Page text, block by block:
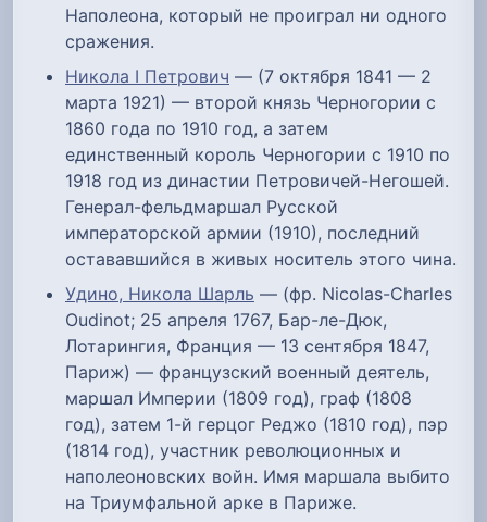
Наполеона, который не проиграл ни одного
сражения.
Никола I Петрович — (7 октября 1841 — 2
марта 1921) — второй князь Черногории с
1860 года по 1910 год, а затем
единственный король Черногории с 1910 по
1918 год из династии Петровичей-Негошей.
Генерал-фельдмаршал Русской
императорской армии (1910), последний
остававшийся в живых носитель этого чина.
Удино, Никола Шарль — (фр. Nicolas-Charles
Oudinot; 25 апреля 1767, Бар-ле-Дюк,
Лотарингия, Франция — 13 сентября 1847,
Париж) — французский военный деятель,
маршал Империи (1809 год), граф (1808
год), затем 1-й герцог Реджо (1810 год), пэр
(1814 год), участник революционных и
наполеоновских войн. Имя маршала выбито
на Триумфальной арке в Париже.